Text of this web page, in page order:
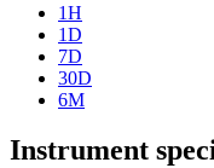
1H
1D
7D
30D
6M
Instrument